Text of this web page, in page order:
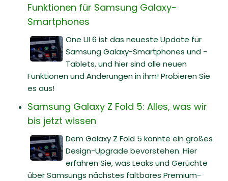
Funktionen für Samsung Galaxy-
Smartphones
One UI 6 ist das neueste Update für
Samsung Galaxy-Smartphones und -
Tablets, und hier sind alle neuen
Funktionen und Änderungen in ihm! Probieren Sie
es aus!
Samsung Galaxy Z Fold 5: Alles, was wir
bis jetzt wissen
Dem Galaxy Z Fold 5 könnte ein großes
Design-Upgrade bevorstehen. Hier
erfahren Sie, was Leaks und Gerüchte
über Samsungs nächstes faltbares Premium-